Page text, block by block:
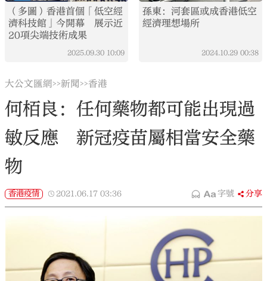
（多圖）香港首個「低空經
濟科技館」今開幕 展示近
20項尖端技術成果
2025.09.30 10:09
孫東：河套區或成香港低空
經濟理想場所
2024.10.29 00:38
大公文匯網>>新聞>>香港
何栢良：任何藥物都可能出現過
敏反應 新冠疫苗屬相當安全藥
物
香港疫情 2021.06.17 03:36 字號 分享